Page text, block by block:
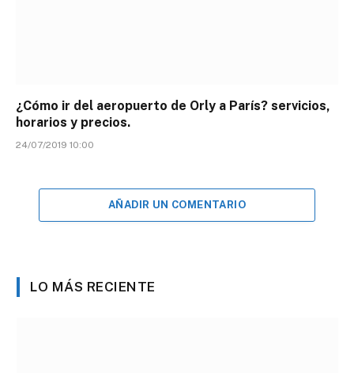
¿Cómo ir del aeropuerto de Orly a París? servicios,
horarios y precios.
24/07/2019 10:00
AÑADIR UN COMENTARIO
LO MÁS RECIENTE